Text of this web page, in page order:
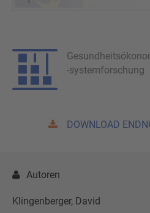
-systemforschung
DOWNLOAD
Autoren
Klingenberger, David